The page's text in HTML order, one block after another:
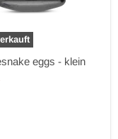
eggs - klein